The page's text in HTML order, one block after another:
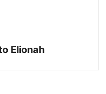
Elionah